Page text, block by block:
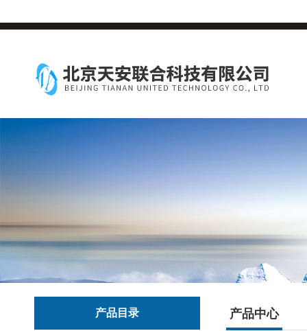
产品目录 产品中心